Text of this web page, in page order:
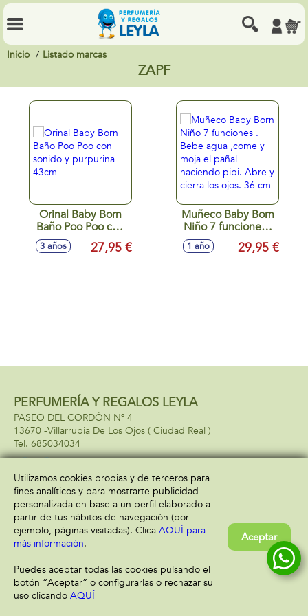
Inicio Listado marcas
ZAPF
Orinal Baby Born
Baño Poo Poo con
sonido y purpurina
43cm
3 años 27,95 €
Muñeco Baby Born
Niño 7 funciones .
Bebe agua ,come y
moja el pañal
1 año 29,95 €
Filtrar
PERFUMERÍA Y REGALOS LEYLA
PASEO DEL CORDÓN Nº 4
13670 -Villarrubia De Los Ojos ( Ciudad Real )
685034034
Información
Aviso legal
Política de privacidad
Política de cookies
Atención al cliente
Envío y devolución
Utilizamos cookies propias y de terceros para
fines analíticos y para mostrarte publicidad
personalizada en base a un perfil elaborado a
partir de tus hábitos de navegación (por
ejemplo, páginas visitadas). Clica AQUÍ para
más información.
Puedes aceptar todas las cookies pulsando el
botón “Aceptar” o configurarlas o rechazar su
uso clicando AQUÍ
Aceptar